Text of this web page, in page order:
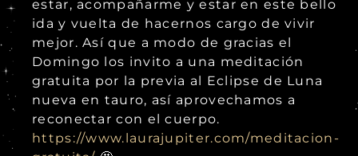
estar, acompañarme y estar en este bello
ida y vuelta de hacernos cargo de vivir
mejor. Así que a modo de gracias el
Domingo los invito a una meditación
gratuita por la previa al Eclipse de Luna
nueva en tauro, así aprovechamos a
reconectar con el cuerpo.
https://www.laurajupiter.com/meditacion-